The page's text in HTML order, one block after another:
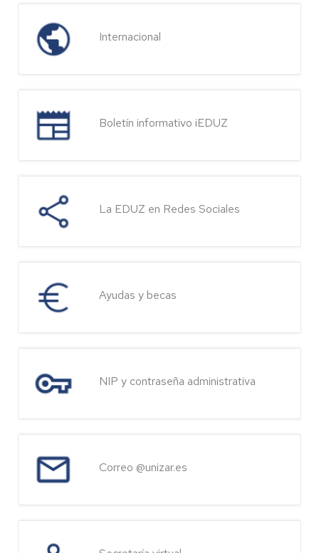
Internacional
Boletín informativo iEDUZ
La EDUZ en Redes Sociales
Ayudas y becas
NIP y contraseña administrativa
Correo @unizar.es